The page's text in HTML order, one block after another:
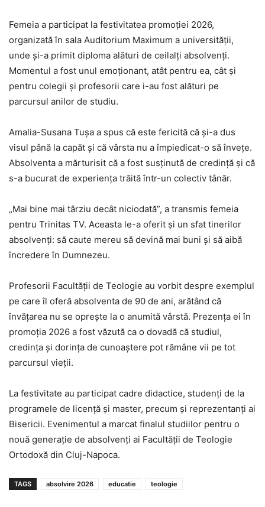
Femeia a participat la festivitatea promoției 2026,
organizată în sala Auditorium Maximum a universității,
unde și-a primit diploma alături de ceilalți absolvenți.
Momentul a fost unul emoționant, atât pentru ea, cât și
pentru colegii și profesorii care i-au fost alături pe
parcursul anilor de studiu.
Amalia-Susana Tușa a spus că este fericită că și-a dus
visul până la capăt și că vârsta nu a împiedicat-o să învețe.
Absolventa a mărturisit că a fost susținută de credință și că
s-a bucurat de experiența trăită într-un colectiv tânăr.
„Mai bine mai târziu decât niciodată”, a transmis femeia
pentru Trinitas TV. Aceasta le-a oferit și un sfat tinerilor
absolvenți: să caute mereu să devină mai buni și să aibă
încredere în Dumnezeu.
Profesorii Facultății de Teologie au vorbit despre exemplul
pe care îl oferă absolventa de 90 de ani, arătând că
învățarea nu se oprește la o anumită vârstă. Prezența ei în
promoția 2026 a fost văzută ca o dovadă că studiul,
credința și dorința de cunoaștere pot rămâne vii pe tot
parcursul vieții.
La festivitate au participat cadre didactice, studenți de la
programele de licență și master, precum și reprezentanți ai
Bisericii. Evenimentul a marcat finalul studiilor pentru o
nouă generație de absolvenți ai Facultății de Teologie
Ortodoxă din Cluj-Napoca.
TAGS absolvire 2026 educatie teologie